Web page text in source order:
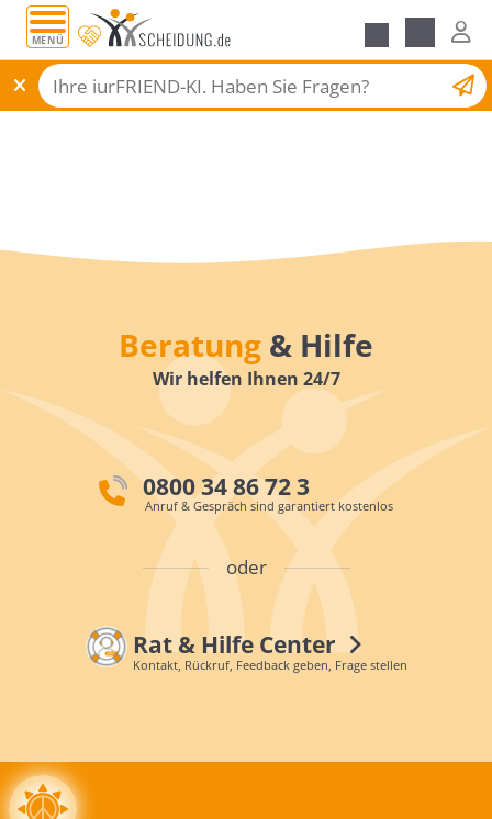
MENÜ
Scheidungsantrag
Beratung & Hilfe
Wir helfen Ihnen 24/7
0800 34 86 72 3
Anruf & Gespräch sind garantiert kostenlos
oder
Rat & Hilfe Center
Kontakt, Rückruf, Feedback geben, Frage stellen